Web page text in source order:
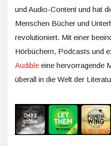
und Audio-Content und hat
Menschen Bücher und
revolutioniert. Mit einer
Hörbüchern, Podcasts und
Audible eine hervorragende
überall in die Welt der